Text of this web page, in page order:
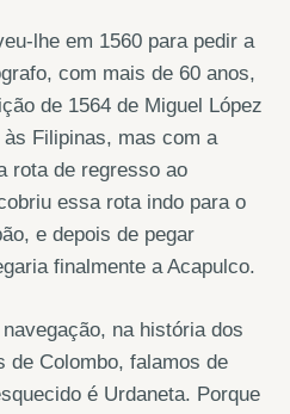
lhe em 1560 para pedir a
com mais de 60 anos,
de 1564 de Miguel López
Filipinas, mas com a
rota de regresso ao
essa rota indo para o
e depois de pegar
finalmente a Acapulco.
na história dos
de Colombo, falamos de
é Urdaneta. Porque